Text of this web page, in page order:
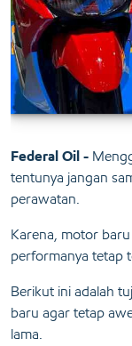
Federal Oil -
tentunya jangan
perawatan.
Karena, motor
performanya tetap
Berikut ini adalah
baru agar tetap
lama.